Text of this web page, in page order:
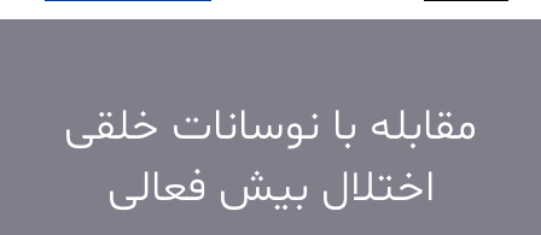
مقابله با نوسانات خلقی
اختلال بیش فعالی